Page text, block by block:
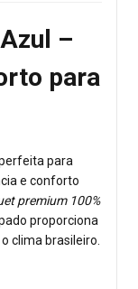
–
para
para
e conforto
premium 100%
proporciona
clima brasileiro.